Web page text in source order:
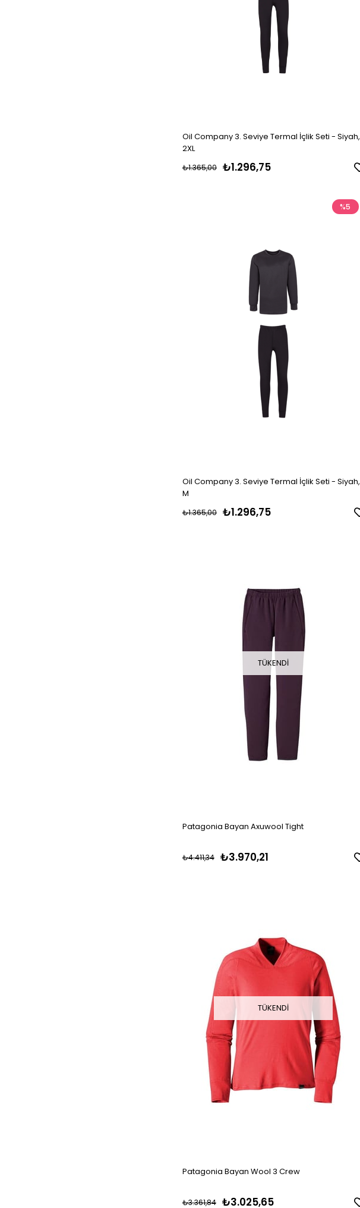
Oil Company 3. Seviye Termal İçlik Seti - Siyah,
2XL
₺1.296,75
₺1.365,00
Oil Company 3. Seviye Termal İçlik Seti - Siyah,
M
₺1.296,75
₺1.365,00
%5
TÜKENDI
Patagonia Bayan Axuwool Tight
₺3.970,21
₺4.411,34
TÜKENDI
Patagonia Bayan Wool 3 Crew
₺3.025,65
₺3.361,84